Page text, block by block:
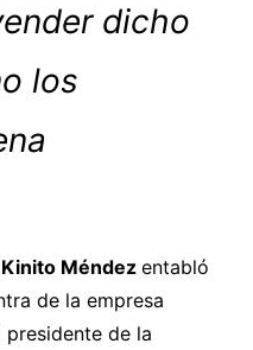
dicho
los
Kinito Méndez entabló
de la empresa
presidente de la